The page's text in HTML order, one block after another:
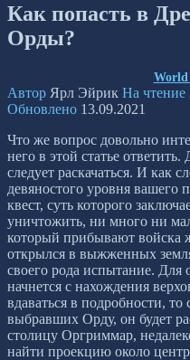
Как попасть в
Орды?
Автор Ярл Эйрик На чтение
Обновлено 13.09.2021
Что же вопрос довольно
него в этой статье
следует раскачаться. И как
девяностого уровня вашего
квест, суть которого
уничтожить, ни много ни
который прибывают войска
открылся в выжженных
своего рода испытание. Для
начнется с нахождения
вдаваться в подробности,
выбравших Орду, он будет
столицу Оргриммар,
найти проекцию около